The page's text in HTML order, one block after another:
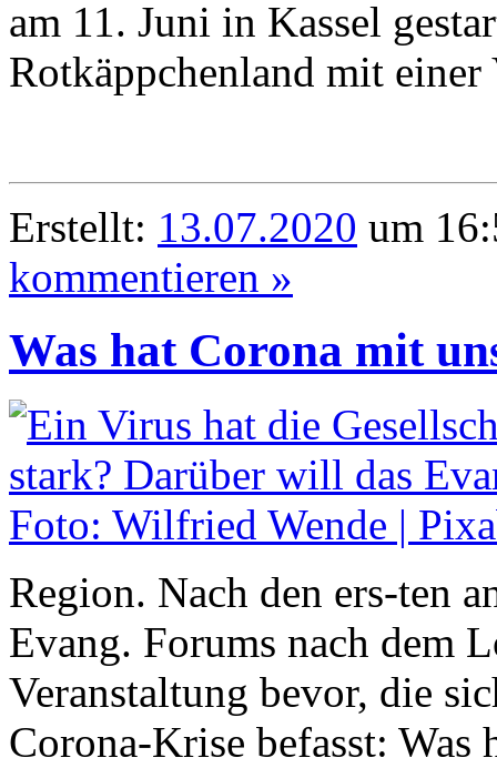
am 11. Juni in Kassel
Rotkäppchenland mit einer
Erstellt: 13.07.2020 um
kommentieren »
Was hat Corona mit
Region. Nach den ers-ten
Evang. Forums nach dem
Veranstaltung bevor, die
Corona-Krise befasst: Was